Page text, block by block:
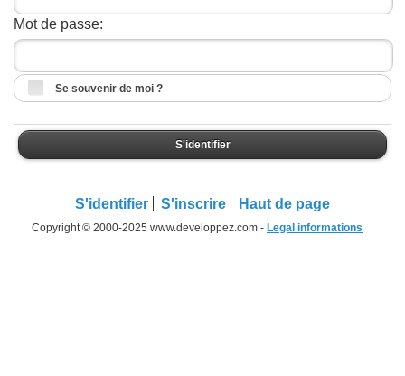
Mot de passe:
Se souvenir de moi ?
S'identifier
S'identifier S'inscrire Haut de page
Copyright © 2000-2025 www.developpez.com - Legal informations